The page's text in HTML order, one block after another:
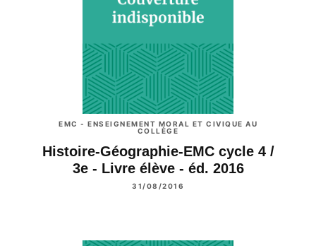
EMC - ENSEIGNEMENT MORAL ET CIVIQUE AU
COLLÈGE
Histoire-Géographie-EMC cycle 4 /
3e - Livre élève - éd. 2016
31/08/2016